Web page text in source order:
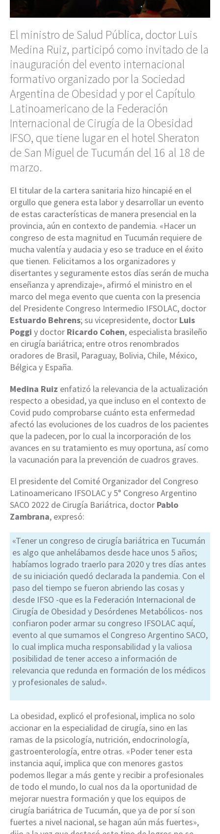
El ministro de Salud Pública, doctor Luis
Medina Ruiz, participó como invitado de la
inauguración del evento internacional
formativo organizado por la Sociedad
Argentina de Obesidad y por el Capítulo
Latinoamericano de la Federación
Internacional de Cirugía de la Obesidad
IFSO, que tiene lugar en el hotel Sheraton
de San Miguel de Tucumán del 16 al 18 de
marzo.
El titular de la cartera sanitaria hizo hincapié en el
orgullo que genera esta labor y desarrollar un evento
de estas características de manera presencial en la
provincia, aún en contexto de pandemia. «Hacer un
congreso de esta magnitud en Tucumán requiere de
mucha valentía y audacia y eso se traduce en el éxito
que tienen. Felicitamos a los organizadores y
disertantes y seguramente estos días serán de mucha
enseñanza y aprendizaje», afirmó el ministro en el
marco del mega evento que cuenta con la presencia
del Presidente Congreso Intermedio IFSOLAC, doctor
Estuardo Behrens; su vicepresidente, doctor Luis
Poggi y doctor Ricardo Cohen, especialista brasileño
en cirugía bariátrica; entre otros renombrados
oradores de Brasil, Paraguay, Bolivia, Chile, México,
Bélgica y España.
Medina Ruiz enfatizó la relevancia de la actualización
respecto a obesidad, ya que incluso en el contexto de
Covid pudo comprobarse cuánto esta enfermedad
afectó las evoluciones de los cuadros de los pacientes
que la padecen, por lo cual la incorporación de los
avances en su tratamiento es muy oportuna, así como
la vacunación para la prevención de cuadros graves.
El presidente del Comité Organizador del Congreso
Latinoamericano IFSOLAC y 5° Congreso Argentino
SACO 2022 de Cirugía Bariátrica, doctor Pablo
Zambrana, expresó:
«Tener un congreso de cirugía bariátrica en Tucumán
es algo que anhelábamos desde hace unos 5 años;
habíamos logrado traerlo para 2020 y tres días antes
de su iniciación quedó declarada la pandemia. Con el
paso del tiempo se fueron abriendo las cosas y
desde IFSO -que es la Federación Internacional de
Cirugía de Obesidad y Desórdenes Metabólicos- nos
confiaron poder armar su congreso IFSOLAC aquí,
evento al que sumamos el Congreso Argentino SACO,
lo cual implica mucha responsabilidad y la valiosa
posibilidad de tener acceso a información de
relevancia que redunda en formación de los médicos
y profesionales de salud».
La obesidad, explicó el profesional, implica no solo
accionar en la especialidad de cirugía, sino en las
ramas de la psicología, nutrición, endocrinología,
gastroenterología, entre otras. «Poder tener esta
instancia aquí, implica que con menores gastos
podemos llegar a más gente y recibir a profesionales
de todo el mundo, lo cual nos da la oportunidad de
mejorar nuestra formación y que los equipos de
cirugía bariátrica de Tucumán, que ya de por sí son
fuertes a nivel nacional, se hagan aún más fuertes»,